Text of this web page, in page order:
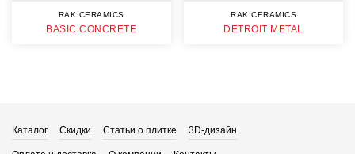
RAK CERAMICS
BASIC CONCRETE
RAK CERAMICS
DETROIT METAL
Каталог Скидки Статьи о плитке 3D-дизайн